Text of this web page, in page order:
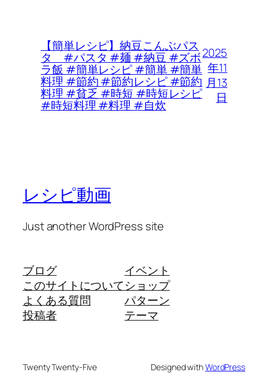
【簡単レシピ】納豆こんぶパス
タ #パスタ #麺 #納豆 #ズボ
ラ飯 #簡単レシピ #簡単 #簡単
料理 #節約 #節約レシピ #節約
料理 #貧乏 #時短 #時短レシピ
#時短料理 #料理 #自炊
2025
年11
月13
日
レシピ動画
Just another WordPress site
ブログ
このサイトについて
よくある質問
投稿者
イベント
ショップ
パターン
テーマ
Twenty Twenty-Five Designed withWordPress